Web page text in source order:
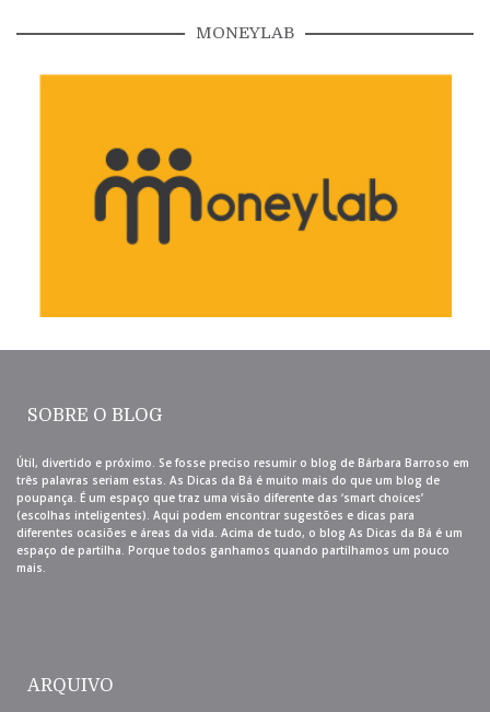
MONEYLAB
SOBRE O BLOG
Útil, divertido e próximo. Se fosse preciso resumir o blog de Bárbara Barroso em
três palavras seriam estas. As Dicas da Bá é muito mais do que um blog de
poupança. É um espaço que traz uma visão diferente das ‘smart choices’
(escolhas inteligentes). Aqui podem encontrar sugestões e dicas para
diferentes ocasiões e áreas da vida. Acima de tudo, o blog As Dicas da Bá é um
espaço de partilha. Porque todos ganhamos quando partilhamos um pouco
mais.
ARQUIVO